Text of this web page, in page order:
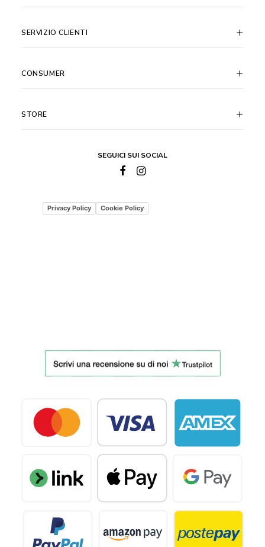
SERVIZIO CLIENTI
CONSUMER
STORE
SEGUICI SUI SOCIAL
Privacy Policy Cookie Policy